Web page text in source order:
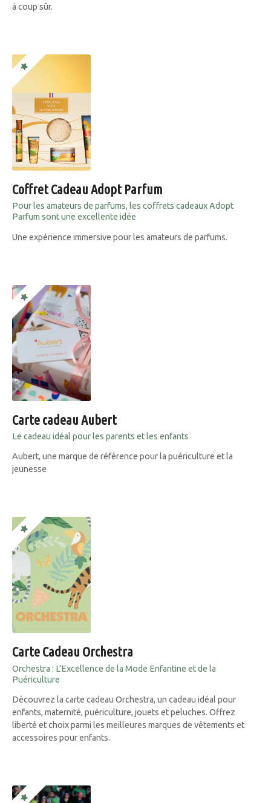
à coup sûr.
Coffret Cadeau Adopt Parfum
Pour les amateurs de parfums, les coffrets cadeaux Adopt
Parfum sont une excellente idée
Une expérience immersive pour les amateurs de parfums.
Carte cadeau Aubert
Le cadeau idéal pour les parents et les enfants
Aubert, une marque de référence pour la puériculture et la
jeunesse
Carte Cadeau Orchestra
Orchestra : L’Excellence de la Mode Enfantine et de la
Puériculture
Découvrez la carte cadeau Orchestra, un cadeau idéal pour
enfants, maternité, puériculture, jouets et peluches. Offrez
liberté et choix parmi les meilleures marques de vêtements et
accessoires pour enfants.